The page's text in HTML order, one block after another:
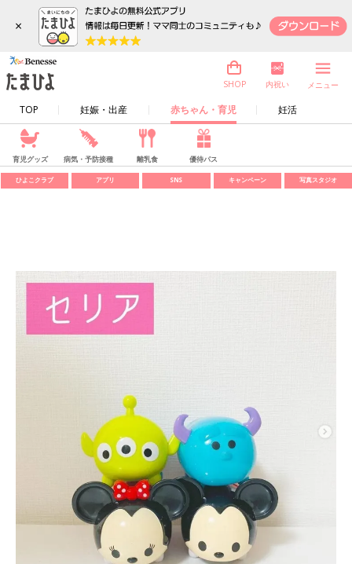
×
TOP 妊娠・出産 赤ちゃん・育児 妊活
SHOP 内祝い メニュー
育児グッズ 病気・予防接種 離乳食 優待パス
ひよこクラブ アプリ SNS キャンペーン 写真スタジオ